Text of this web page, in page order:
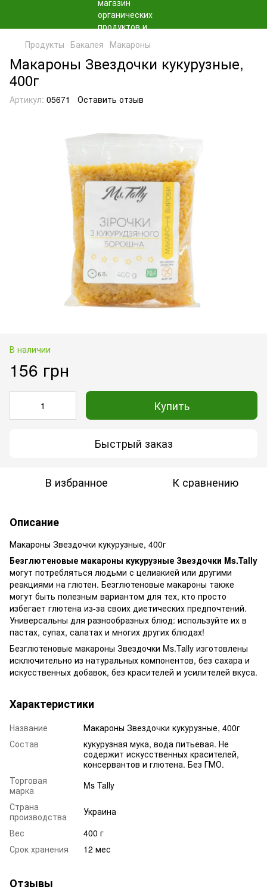
Продукты Бакалея Макароны
Макароны Звездочки кукурузные,
400г
Артикул: 05671 Оставить отзыв
В наличии
156 грн
Купить
Быстрый заказ
В избранное К сравнению
Описание
Макароны Звездочки кукурузные, 400г
Безглютеновые макароны кукурузные Звездочки Ms.Tally
могут потребляться людьми с целиакией или другими
реакциями на глютен. Безглютеновые макароны также
могут быть полезным вариантом для тех, кто просто
избегает глютена из-за своих диетических предпочтений.
Универсальны для разнообразных блюд: используйте их в
пастах, супах, салатах и многих других блюдах!
Безглютеновые макароны Звездочки Ms.Tally изготовлены
исключительно из натуральных компонентов, без сахара и
искусственных добавок, без красителей и усилителей вкуса.
Характеристики
Название
Макароны Звездочки кукурузные, 400г
Состав
кукурузная мука, вода питьевая. Не
содержит искусственных красителей,
консервантов и глютена. Без ГМО.
Торговая
марка
Ms Tally
Страна
производства
Украина
Вес
400 г
Срок хранения
12 мес
Отзывы